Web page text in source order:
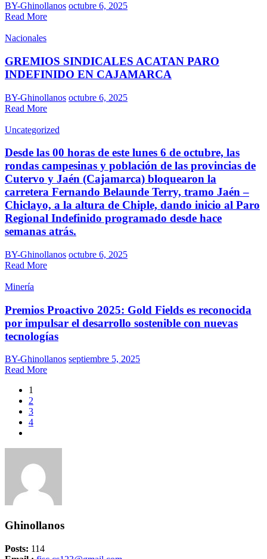
BY-Ghinollanos octubre 6, 2025
Read More
Nacionales
GREMIOS SINDICALES ACATAN PARO
INDEFINIDO EN CAJAMARCA
BY-Ghinollanos octubre 6, 2025
Read More
Uncategorized
Desde las 00 horas de este lunes 6 de octubre, las
rondas campesinas y población de las provincias de
Cutervo y Jaén (Cajamarca) bloquearon la
carretera Fernando Belaunde Terry, tramo Jaén –
Chiclayo, a la altura de Chiple, dando inicio al Paro
Regional Indefinido programado desde hace
semanas atrás.
BY-Ghinollanos octubre 6, 2025
Read More
Minería
Premios Proactivo 2025: Gold Fields es reconocida
por impulsar el desarrollo sostenible con nuevas
tecnologías
BY-Ghinollanos septiembre 5, 2025
Read More
1
2
3
4
Ghinollanos
Posts: 114